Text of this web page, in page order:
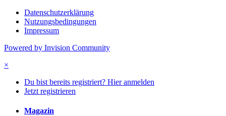
Datenschutzerklärung
Nutzungsbedingungen
Impressum
Powered by Invision Community
×
Du bist bereits registriert? Hier anmelden
Jetzt registrieren
Magazin